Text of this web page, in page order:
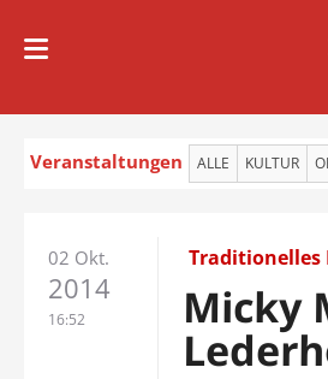
Veranstaltungen ALLE KULTUR
02 Okt.
2014
16:52
Traditionelles
Micky